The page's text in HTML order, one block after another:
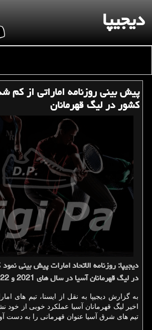
دیجیپا
پیش بینی روزنامه اماراتی از كم
كشور در لیگ قهرمانان
دیجیپا: روزنامه الاتحاد امارات پیش بینی
در لیگ قهرمانان آسیا در سال های 2021 و 2022 كاهش پیدا كند.
به گزارش دیجیپا به نقل از ایسنا، تیم های
اخیر لیگ قهرمانان آسیا عملكرد خوبی از خود
تیم های شرق آسیا عنوان قهرمانی را به دست